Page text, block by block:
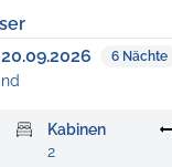
20.09.2026 6 Nächte
Kabinen
2